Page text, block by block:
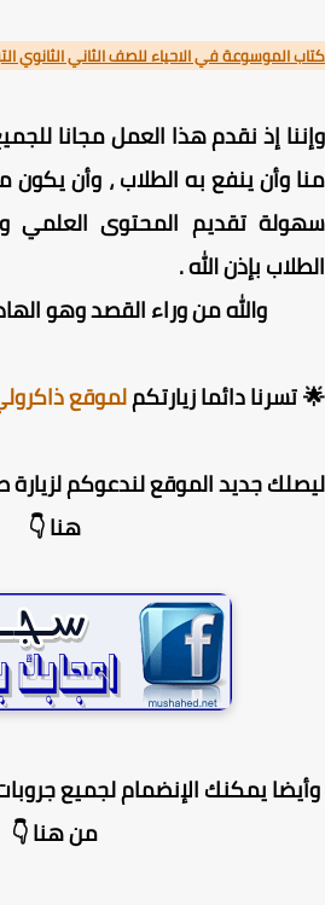
الموسوعة في الاحياء للصف الثاني الثانوي الترم
إذ نقدم هذا العمل مجانا للجميع
وأن ينفع به الطلاب ، وأن يكون
تقديم المحتوى العلمي
بإذن الله .
والله من وراء القصد وهو
تسرنا دائما زيارتكملموقع ذاكرولي
جديد الموقع لندعوكم لزيارة
هنا 👇
يمكنك الإنضمام لجميع
من هنا 👇